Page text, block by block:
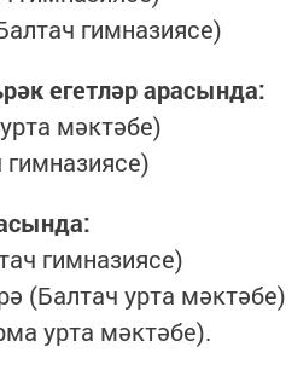
гимназиясе)
егетләр арасында:
мәктәбе)
гимназиясе)
(Балтач урта мәктәбе)
урта мәктәбе).